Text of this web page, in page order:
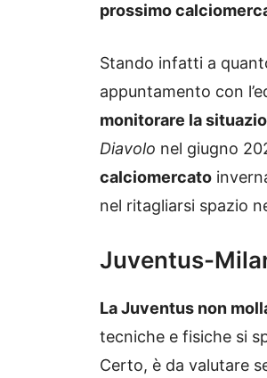
prossimo
Stando infatti a
appuntamento con
monitorare la
Diavolo nel giugno
calciomercato
nel ritagliarsi spazio
Juventus-
La Juventus non
tecniche e fisiche si
Certo, è da valutare